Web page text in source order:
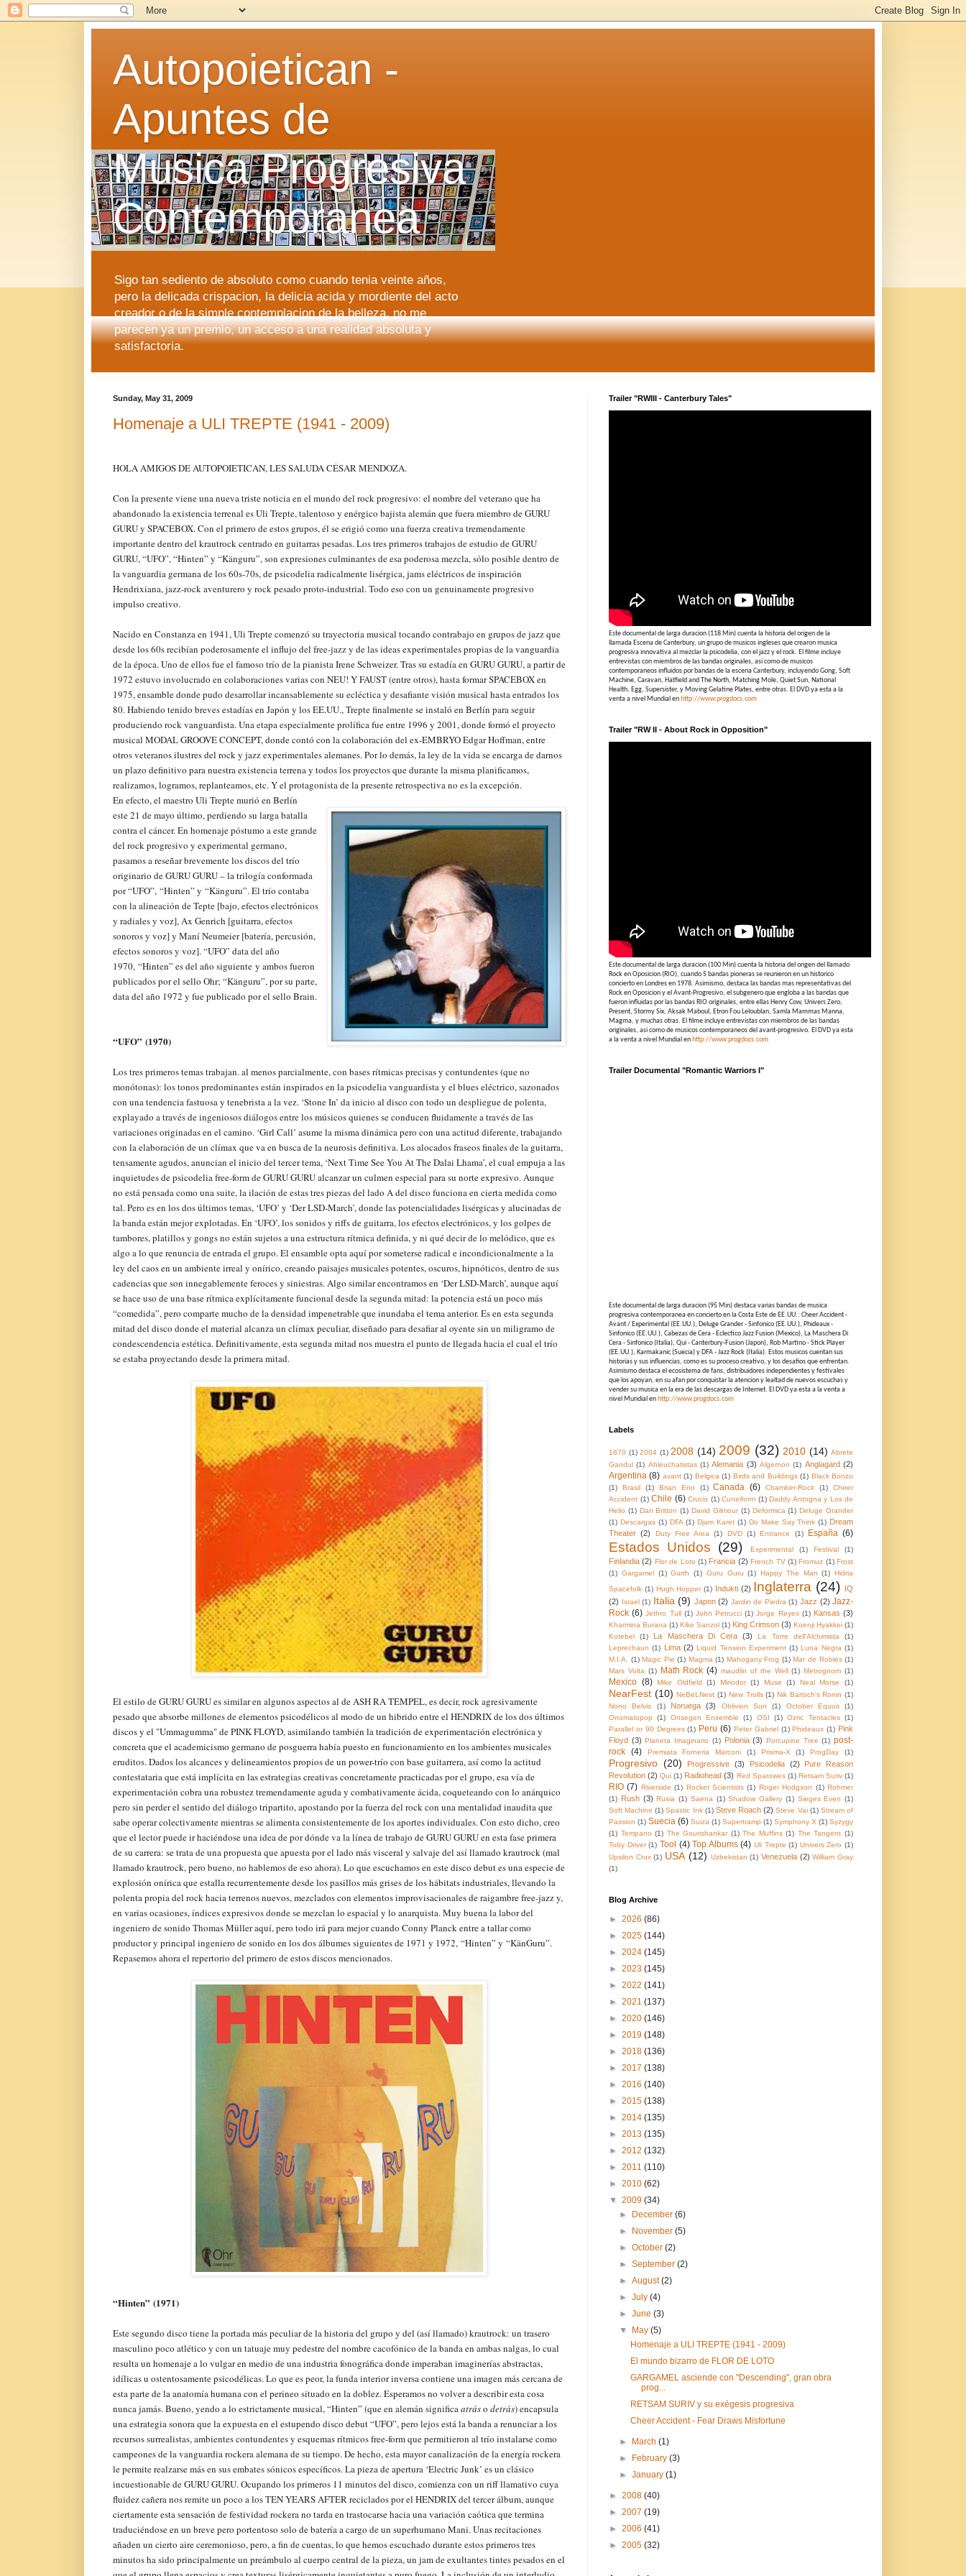
Autopoietican -
Apuntes de
Musica Progresiva
Contemporanea
Sigo tan sediento de absoluto como cuando tenia veinte años,
pero la delicada crispacion, la delicia acida y mordiente del acto
creador o de la simple contemplacion de la belleza, no me
parecen ya un premio, un acceso a una realidad absoluta y
satisfactoria.
Sunday, May 31, 2009
Homenaje a ULI TREPTE (1941 - 2009)
HOLA AMIGOS DE AUTOPOIETICAN, LES SALUDA CÉSAR MENDOZA.
Con la presente viene una nueva triste noticia en el mundo del rock progresivo: el nombre del veterano que ha
abandonado la existencia terrenal es Uli Trepte, talentoso y enérgico bajista alemán que fuera miembro de GURU
GURU y SPACEBOX. Con el primero de estos grupos, él se erigió como una fuerza creativa tremendamente
importante dentro del krautrock centrado en guitarras pesadas. Los tres primeros trabajos de estudio de GURU
GURU, “UFO”, “Hinten” y “Känguru”, son expresiones culminantes de esa poderosa mezcla, sólo posible dentro de
la vanguardia germana de los 60s-70s, de psicodelia radicalmente lisérgica, jams eléctricos de inspiración
Hendrixiana, jazz-rock aventurero y rock pesado proto-industrial. Todo eso con un genuinamente progresivo
impulso creativo.
Nacido en Constanza en 1941, Uli Trepte comenzó su trayectoria musical tocando contrabajo en grupos de jazz que
desde los 60s recibían poderosamente el influjo del free-jazz y de las ideas experimentales propias de la vanguardia
de la época. Uno de ellos fue el famoso trío de la pianista Irene Schweizer. Tras su estadía en GURU GURU, a partir de
1972 estuvo involucrado en colaboraciones varias con NEU! Y FAUST (entre otros), hasta formar SPACEBOX en
1975, ensamble donde pudo desarrollar incansablemente su ecléctica y desafiante visión musical hasta entrados los
80. Habiendo tenido breves estadías en Japón y los EE.UU., Trepte finalmente se instaló en Berlín para seguir
produciendo rock vanguardista. Una etapa especialmente prolífica fue entre 1996 y 2001, donde formó el proyecto
musical MODAL GROOVE CONCEPT, donde contó con la colaboración del ex-EMBRYO Edgar Hoffman, entre
otros veteranos ilustres del rock y jazz experimentales alemanes. Por lo demás, la ley de la vida se encarga de darnos
un plazo definitivo para nuestra existencia terrena y todos los proyectos que durante la misma planificamos,
realizamos, logramos, replanteamos, etc. Y el protagonista de la presente retrospectiva no es la excepción.
En efecto, el maestro Uli Trepte murió en Berlín
este 21 de mayo último, perdiendo su larga batalla
contra el cáncer. En homenaje póstumo a este grande
del rock progresivo y experimental germano,
pasamos a reseñar brevemente los discos del trío
originario de GURU GURU – la trilogía conformada
por “UFO”, “Hinten” y “Känguru”. El trío contaba
con la alineación de Tepte [bajo, efectos electrónicos
y radiales y voz], Ax Genrich [guitarra, efectos
sonoros y voz] y Maní Neumeier [batería, percusión,
efectos sonoros y voz]. “UFO” data del año
1970, “Hinten” es del año siguiente y ambos fueron
publicados por el sello Ohr; “Känguru”, por su parte,
data del año 1972 y fue publicado por el sello Brain.
“UFO” (1970)
Los tres primeros temas trabajan. al menos parcialmente, con bases rítmicas precisas y contundentes (que no
monótonas): los tonos predominantes están inspirados en la psicodelia vanguardista y el blues eléctrico, sazonados
con una tendencia fastuosa y tenebrista a la vez. ‘Stone In’ da inicio al disco con todo un despliegue de polenta,
explayado a través de ingeniosos diálogos entre los músicos quienes se conducen fluidamente a través de las
variaciones originadas en el camino. ‘Girl Call’ asume la misma dinámica pero con una actitud diferente, trabajando
con la elaboración de un clímax que va en busca de la neurosis definitiva. Los alocados fraseos finales de la guitarra,
tensamente agudos, anuncian el inicio del tercer tema, ‘Next Time See You At The Dalai Lhama’, el cual empuja a las
inquietudes de psicodelia free-form de GURU GURU alcanzar un culmen especial para su norte expresivo. Aunque
no está pensada como una suite, la ilación de estas tres piezas del lado A del disco funciona en cierta medida como
tal. Pero es en los dos últimos temas, ‘UFO’ y ‘Der LSD-March’, donde las potencialidades lisérgicas y alucinadas de
la banda están mejor explotadas. En ‘UFO’, los sonidos y riffs de guitarra, los efectos electrónicos, y los golpes de
tambores, platillos y gongs no están sujetos a una estructura rítmica definida, y ni qué decir de lo melódico, que es
algo a lo que renuncia de entrada el grupo. El ensamble opta aquí por someterse radical e incondicionalmente a la
ley del caos en un ambiente irreal y onírico, creando paisajes musicales potentes, oscuros, hipnóticos, dentro de sus
cadencias que son innegablemente feroces y siniestras. Algo similar encontramos en ‘Der LSD-March’, aunque aquí
se hace uso de una base rítmica explícitamente funcional desde la segunda mitad: la potencia está un poco más
“comedida”, pero comparte mucho de la densidad impenetrable que inundaba el tema anterior. Es en esta segunda
mitad del disco donde el material alcanza un clímax peculiar, diseñado para desafiar al oyente sin un miligramo de
condescendencia estética. Definitivamente, esta segunda mitad nos muestra el punto de llegada hacia el cual el trío
se estaba proyectando desde la primera mitad.
El estilo de GURU GURU es similar en algunos aspectos al de ASH RA TEMPEL, es decir, rock agresivamente
pesado que absorbe millones de elementos psicodélicos al modo de un hibrido entre el HENDRIX de los dos últimos
discos y el "Ummagumma" de PINK FLOYD, asimilando también la tradición de experimentación electrónica y
concreta que el academicismo germano de posguerra había puesto en funcionamiento en los ambientes musicales
eruditos. Dados los alcances y delineamientos propios de un power-trío con base guitarrera, así como la actitud
contestataria que está implícita en las estrategias creativas concretamente practicadas por el grupo, esa vía de
experimentación cobra una robustez tremendamente aguda y combativamente ácida, coqueteando con lo anárquico
pero sin perder el sentido del diálogo tripartito, apostando por la fuerza del rock con una mentalidad inaudita que
sabe operar colectivamente mientras se alimenta consistentemente de los aportes individuales. Con esto dicho, creo
que el lector puede ir haciéndose una idea de por dónde va la línea de trabajo de GURU GURU en esta fase primera
de su carrera: se trata de una propuesta que apuesta por el lado más visceral y salvaje del así llamado krautrock (mal
llamado krautrock, pero bueno, no hablemos de eso ahora). Lo que escuchamos en este disco debut es una especie de
explosión onírica que estalla recurrentemente desde los pasillos más grises de los hábitats industriales, llevando la
polenta propia del rock hacia terrenos nuevos, mezclados con elementos improvisacionales de raigambre free-jazz y,
en varias ocasiones, índices expresivos donde se mezclan lo espacial y lo anarquista. Muy buena la labor del
ingeniero de sonido Thomas Müller aquí, pero todo irá para mejor cuando Conny Planck entre a tallar como
productor y principal ingeniero de sonido en los dos álbumes siguientes de 1971 y 1972, “Hinten” y “KänGuru”.
Repasemos ahora el repertorio del primero de estos discos mencionados.
“Hinten” (1971)
Este segundo disco tiene la portada más peculiar de la historia del grupo y del (así llamado) krautrock: un trasero
masculino poco atlético y con un tatuaje muy pedestre del nombre cacofónico de la banda en ambas nalgas, lo cual
resulta un homenaje a lo vulgar en medio de una industria fonográfica donde imperaban imaginerías abstractas,
idílicas u ostentosamente psicodélicas. Lo que es peor, la funda interior inversa contiene una imagen más cercana de
esta parte de la anatomía humana con el perineo situado en la doblez. Esperamos no volver a describir esta cosa
nunca jamás. Bueno, yendo a lo estrictamente musical, “Hinten” (que en alemán significaatráso detrás) encapsula
una estrategia sonora que la expuesta en el estupendo disco debut “UFO”, pero lejos está la banda a renunciar a los
recursos surrealistas, ambientes contundentes y esquemas rítmicos free-form que permitieron al trío instalarse como
campeones de la vanguardia rockera alemana de su tiempo. De hecho, esta mayor canalización de la energía rockera
le permite realzarse más en sus embates sónicos específicos. La pieza de apertura ‘Electric Junk’ es un clásico
incuestionable de GURU GURU. Ocupando los primeros 11 minutos del disco, comienza con un riff llamativo cuya
fluidez cañera nos remite un poco a los TEN YEARS AFTER reciclados por el HENDRIX del tercer álbum, aunque
ciertamente esta sensación de festividad rockera no tarda en trastocarse hacia una variación caótica que termina
traduciéndose en un breve pero portentoso solo de batería a cargo de un superhumano Mani. Unas recitaciones
añaden un cierto aire ceremonioso, pero, a fin de cuentas, lo que hemos escuchado durante estos primeros tres
minutos ha sido principalmente un preámbulo al cuerpo central de la pieza, un jam de exultantes tintes pesados en el
Trailer "RWIII - Canterbury Tales"
Este documental de larga duracion (118 Min) cuenta la historia del origen de la
llamada Escena de Canterbury, un grupo de musicos ingleses que crearon musica
progresiva innovativa al mezclar la psicodelia, con el jazz y el rock. El filme incluye
entrevistas con miembros de las bandas originales, asi como de musicos
contemporaneos influidos por bandas de la escena Canterbury, incluyendo Gong, Soft
Machine, Caravan, Hatfield and The North, Matching Mole, Quiet Sun, National
Health, Egg, Supersister, y Moving Gelatine Plates, entre otras. El DVD ya esta a la
venta a nivel Mundial enhttp://www.progdocs.com
Trailer "RW II - About Rock in Opposition"
Este documental de larga duracion (100 Min) cuenta la historia del origen del llamado
Rock en Oposicion (RIO), cuando 5 bandas pioneras se reunieron en un historico
concierto en Londres en 1978. Asimismo, destaca las bandas mas representativas del
Rock en Oposicion y el Avant-Progresivo, el subgenero que engloba a las bandas que
fueron influidas por las bandas RIO originales, entre ellas Henry Cow, Univers Zero,
Present, Stormy Six, Aksak Maboul, Etron Fou Leloublan, Samla Mammas Manna,
Magma, y muchas otras. El filme incluye entrevistas con miembros de las bandas
originales, asi como de musicos contemporaneos del avant-progresivo. El DVD ya esta
a la venta a nivel Mundial enhttp://www.progdocs.com
Trailer Documental "Romantic Warriors I"
Este documental de larga duracion (95 Min) destaca varias bandas de musica
progresiva contemporanea en concierto en la Costa Este de EE.UU.: Cheer Accident -
Avant / Experimental (EE.UU.), Deluge Grander - Sinfonico (EE.UU.), Phideaux -
Sinfonico (EE.UU.), Cabezas de Cera - Eclectico Jazz Fusion (Mexico), La Maschera Di
Cera - Sinfonico (Italia), Qui - Canterbury-Fusion (Japon), Rob Martino - Stick Player
(EE.UU.), Karmakanic (Suecia) y DFA - Jazz Rock (Italia). Estos musicos cuentan sus
historias y sus influencias, como es su proceso creativo, y los desafios que enfrentan.
Asimismo destaca el ecosistema de fans, distribuidores independientes y festivales
que los apoyan, en su afan por conquistar la atencion y lealtad de nuevos escuchas y
vender su musica en la era de las descargas de Internet. El DVD ya esta a la venta a
nivel Mundial enhttp://www.progdocs.com
Labels
1870 (1) 2004 (1) 2008 (14) 2009 (32) 2010 (14) Abrete
Gandul
(1) Ahleuchatistas (1) Alemania (3) Algernon (1) Anglagard (2)
Argentina (8) avant (1) Belgica (1) Birds and Buildings (1) Black Bonzo
(1)
Brasil (1) Brian Eno (1) Canada (6) Chamber-Rock (1)
Cheer
Accident (1) Chile (6) Crucis (1) Cuneiform (1) Daddy Antogna y Los de
Helio (1) Dan Britton (1) David Gilmour (1) Deformica (1) Deluge Grander
(1) Descargas (1) DFA (1) Djam Karet (1) Do Make Say Think (1) Dream
Theater (2) Duty Free Area (1) DVD (1) Entrance (1) España (6)
Estados Unidos (29) Experimental (1) Festival (1)
Finlandia (2) Flor de Loto (1) Francia (2) French TV (1) Fromuz (1) Frost
(1) Gargamel (1) Gurth (1) Guru Guru (1) Happy The Man (1)
Hidria
Spacefolk (1) Hugh Hopper (1) Indukti (2) Inglaterra (24)
IQ
(2)
Israel (1) Italia (9) Japon (2) Jardin de Piedra (1) Jazz (2) Jazz-
Rock (6) Jethro Tull (1) John Petrucci (1) Jorge Reyes (1) Kansas (3)
Kharmina Burana (1) Kike Sanzol (1) King Crimson (3) Koenji Hyakkei (1)
Kotebel
(1) La Maschera Di Cera (3) La Torre dell'Alchimista
(1)
Leprechaun (1) Lima (2) Liquid Tension Experiment (1) Luna Negra (1)
M.I.A. (1) Magic Pie (1) Magma (1) Mahogany Frog (1) Mar de Robles (1)
Mars Volta (1) Math Rock (4) maudlin of the Well (1) Metrognom (1)
Mexico (8) Mike Oldfield (1) Miriodor (1) Muse (1) Neal Morse (1)
NearFest (10) NeBeLNest (1) New Trolls (1) Nik Bartsch's Ronin (1)
Nono Belvis
(1) Noruega (3) Oblivion Sun (1) October Equus
(1)
Onomatopop
(1) Onsegen Ensemble (1) OSI (1) Ozric Tentacles (1)
Parallel or 90 Degrees (1) Peru (6) Peter Gabriel (1) Phideaux (1) Pink
Floyd (3) Planeta Imaginario (1) Polonia (3) Porcupine Tree (1) post-
rock (4) Premiata Forneria Marconi (1) Prisma-X (1) ProgDay (1)
Progresivo (20) Progressive (3) Psicodelia (2)
Pure Reason
Revolution (2) Qui (1) Radiohead (3) Red Sparowes (1) Retsam Suriv (1)
RIO (7) Riverside (1) Rocket Scientists (1) Roger Hodgson (1) Rohmer
(1)
Rush (3) Rusia (1) Saena (1) Shadow Gallery (1) Sieges Even (1)
Soft Machine (1) Spastic Ink (1) Steve Roach (2) Steve Vai (1) Stream of
Passion (1) Suecia (6) Suiza (1) Supertramp (1) Symphony X (1) Syzygy
(1) Tempano (1) The Gourishankar (1) The Muffins (1) The Tangent (1)
Toby Driver (1) Tool (4) Top Albums (4) Uli Trepte (1) Univers Zero (1)
Upsilon Crux (1) USA (12) Uzbekistan (1) Venezuela (2) William Gray
(1)
Blog Archive
► 2026 (86)
► 2025 (144)
► 2024 (145)
► 2023 (145)
► 2022 (141)
► 2021 (137)
► 2020 (146)
► 2019 (148)
► 2018 (136)
► 2017 (138)
► 2016 (140)
► 2015 (138)
► 2014 (135)
► 2013 (135)
► 2012 (132)
► 2011 (110)
► 2010 (62)
▼ 2009 (34)
►
December(6)
►
November(5)
►October(2)
►September(2)
►August(2)
►July(4)
►June(3)
▼
May(5)
Homenaje a ULI TREPTE (1941 - 2009)
El mundo bizarro de FLOR DE LOTO
GARGAMEL asciende con "Descending", gran obra
prog...
RETSAM SURIV y su exégesis progresiva
Cheer Accident - Fear Draws Misfortune
► March(1)
►
February(3)
►January(1)
► 2008 (40)
► 2007 (19)
► 2006 (41)
► 2005 (32)